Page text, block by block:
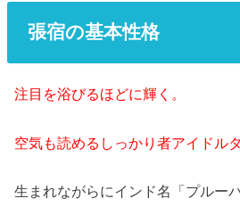
張宿の基本性格
注目を浴びるほどに輝く。
空気も読めるしっかり者アイドル
生まれながらにインド名「プルー